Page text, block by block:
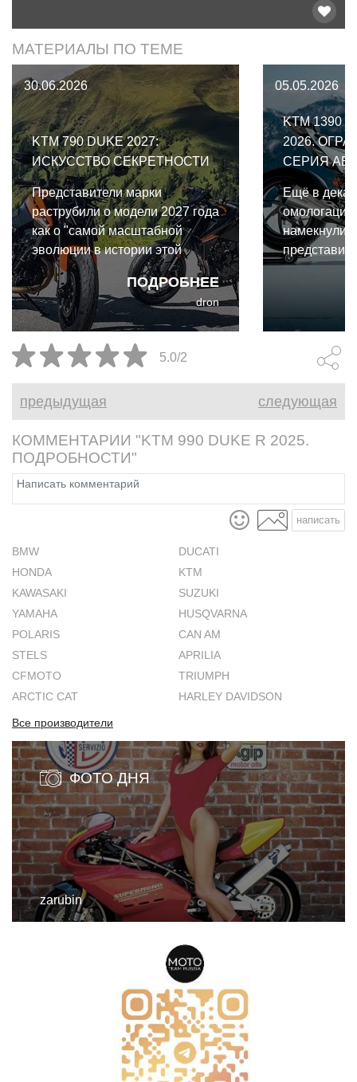
МАТЕРИАЛЫ ПО ТЕМЕ
30.06.2026
KTM 790 DUKE 2027:
ИСКУССТВО СЕКРЕТНОСТИ
ПОДРОБНЕЕ
Представители марки
раструбили о модели 2027 года
как о "самой масштабной
эволюции в истории этой
модели", но лишь потому, что
это вообще единственная
эволюция за всю её историю.dron
05.05.2026
KTM 1390
2026.
СЕРИЯ
Ещё в
намекнули
это
5.0/2
предыдущая следующая
КОММЕНТАРИИ "KTM 990 DUKE R 2025.
ПОДРОБНОСТИ"
написать
BMW
DUCATI
HONDA
KTM
KAWASAKI
SUZUKI
YAMAHA
HUSQVARNA
POLARIS
CAN AM
STELS
APRILIA
CFMOTO
TRIUMPH
ARCTIC CAT
HARLEY DAVIDSON
Все производители
ФОТО ДНЯ
zarubin